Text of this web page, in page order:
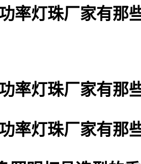
率灯珠厂家有那些
率灯珠厂家有那些
率灯珠厂家有那些